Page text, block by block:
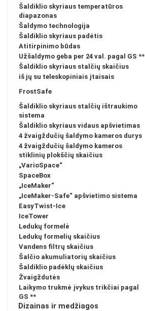
Šaldiklio skyriaus temperatūros
diapazonas
Šaldymo technologija
Šaldiklio skyriaus padėtis
Atitirpinimo būdas
Užšaldymo geba per 24 val. pagal GS **
Šaldiklio skyriaus stalčių skaičius
iš jų su teleskopiniais įtaisais
FrostSafe
Šaldiklio skyriaus stalčių ištraukimo
sistema
Šaldiklio skyriaus vidaus apšvietimas
4 žvaigždučių šaldymo kameros durys
4 žvaigždučių šaldymo kameros
stiklinių plokščių skaičius
„VarioSpace“
SpaceBox
„IceMaker“
„IceMaker-Safe“ apšvietimo sistema
EasyTwist-Ice
IceTower
Ledukų formelė
Ledukų formelių skaičius
Vandens filtrų skaičius
Šalčio akumuliatorių skaičius
Šaldiklio padėklų skaičius
Žvaigždutės
Laikymo trukmė įvykus trikčiai pagal
GS **
Dizainas ir medžiagos